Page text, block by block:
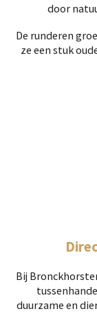
door
De runderen
ze een stuk
Bij
duurzame en